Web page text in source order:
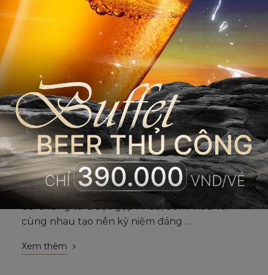
NEWS
Khách sạn Vũng Tàu 4 sao cho hội
bạn thân
Thanh xuân là chuyến đi đẹp nhất của cuộc
đời chúng ta. Được gặp nhau, bên nhau và
cùng nhau tạo nên kỷ niệm đáng …
Xem thêm